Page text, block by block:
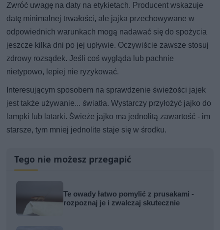
Zwróć uwagę na daty na etykietach. Producent wskazuje
datę minimalnej trwałości, ale jajka przechowywane w
odpowiednich warunkach mogą nadawać się do spożycia
jeszcze kilka dni po jej upływie. Oczywiście zawsze stosuj
zdrowy rozsądek. Jeśli coś wygląda lub pachnie
nietypowo, lepiej nie ryzykować.
Interesującym sposobem na sprawdzenie świeżości jajek
jest także używanie... światła. Wystarczy przyłożyć jajko do
lampki lub latarki. Świeże jajko ma jednolitą zawartość - im
starsze, tym mniej jednolite staje się w środku.
Tego nie możesz przegapić
Te owady łatwo pomylić z prusakami -
rozpoznaj je i zwalczaj skutecznie